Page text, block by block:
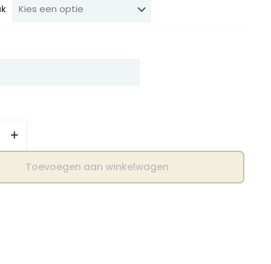
Toevoegen aan winkelwagen